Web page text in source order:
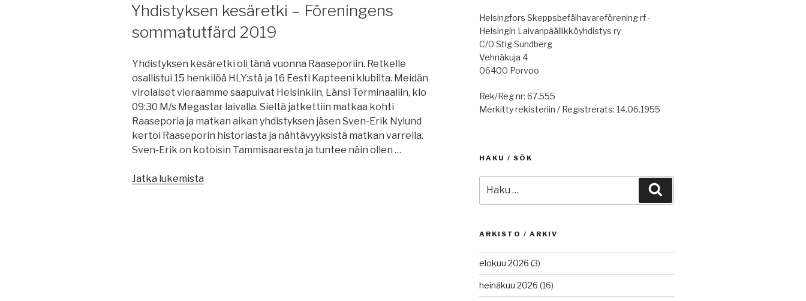
Yhdistyksen kesäretki – Föreningens
sommatutfärd 2019
Yhdistyksen kesäretki oli tänä vuonna Raaseporiin. Retkelle
osallistui 15 henkilöä HLY:stä ja 16 Eesti Kapteeni klubilta. Meidän
virolaiset vieraamme saapuivat Helsinkiin, Länsi Terminaaliin, klo
09:30 M/s Megastar laivalla. Sieltä jatkettiin matkaa kohti
Raaseporia ja matkan aikan yhdistyksen jäsen Sven-Erik Nylund
kertoi Raaseporin historiasta ja nähtävyyksistä matkan varrella.
Sven-Erik on kotoisin Tammisaaresta ja tuntee näin ollen …
Jatka lukemista
Helsingfors Skeppsbefälhavareförening rf -
Helsingin Laivanpäällikköyhdistys ry
C/0 Stig Sundberg
Vehnäkuja 4
06400 Porvoo
Rek/Reg nr: 67.555
Merkitty rekisteriin / Registrerats: 14.06.1955
HAKU / SÖK
ARKISTO / ARKIV
elokuu 2026 (3)
heinäkuu 2026 (16)